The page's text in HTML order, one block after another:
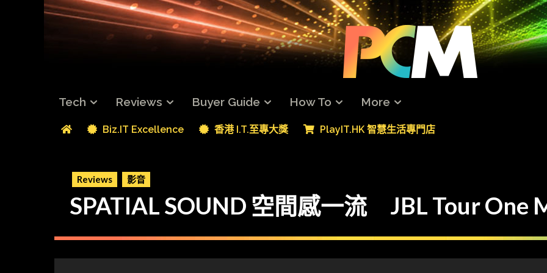
Tech Reviews Buyer Guide How To More
Biz.IT Excellence 香港 I.T.至專大獎 PlayIT.HK 智慧生活專門店
Reviews 影音
SPATIAL SOUND 空間感一流 JBL Tour One